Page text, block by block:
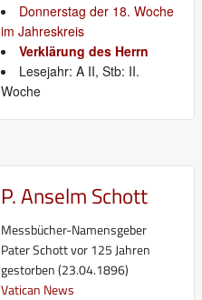
Donnerstag der 18. Woche
im Jahreskreis
Verklärung des Herrn
Lesejahr: A II, Stb: II.
Woche
P. Anselm Schott
Messbücher-Namensgeber
Pater Schott vor 125 Jahren
gestorben (23.04.1896)
Vatican News